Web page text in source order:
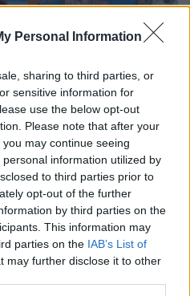
Personal Information
sharing to third parties, or
sensitive information for
use the below opt-out
Please note that after your
may continue seeing
information utilized by
to third parties prior to
opt-out of the further
by third parties on the
This information may
parties on the IAB’s List of
may further disclose it to other
fogsz te is átélni a
hogy mekkora távot futsz.
idő alatt teljesíted a